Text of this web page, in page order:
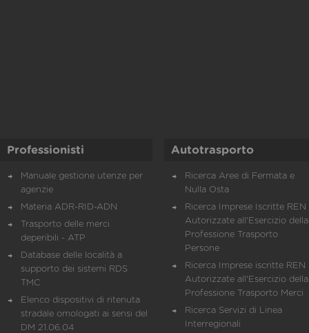
Professionisti
Manuale gestione utenze per
agenzie
Materia ADR-RID-ADN
Trasporto delle merci
deperibili - ATP
Database delle località a
supporto dei sistemi RDS
TMC
Elenco dispositivi di ritenuta
stradale omologati ai sensi del
DM 21.06.04
Autotrasporto
Ricerca Aree di Fermata e
Nulla Osta
Ricerca Imprese Iscritte REN
Autorizzate all'Esercizio della
Professione Trasporto
Persone
Ricerca Imprese iscritte REN
Autorizzate all'Esercizio della
Professione Trasporto Merci
Ricerca Servizi di Linea
Interregionali